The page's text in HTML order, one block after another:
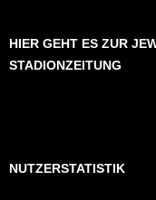
HIER GEHT ES ZUR
STADIONZEITUNG
NUTZERSTATISTIK